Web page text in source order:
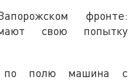
фронте:
свою попытку
по полю машина с